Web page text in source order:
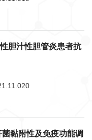
胆汁性胆管炎患者抗
黏附性及免疫功能调